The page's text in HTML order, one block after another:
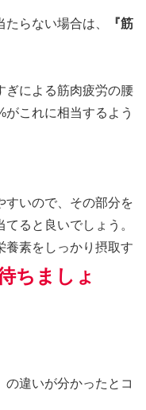
らない場合は、
『筋
ぎによる筋肉疲労の腰
これに相当するよう
すいので、その部分を
ると良いでしょう。
養素をしっかり摂取す
ちましょ
違いが分かったとコ